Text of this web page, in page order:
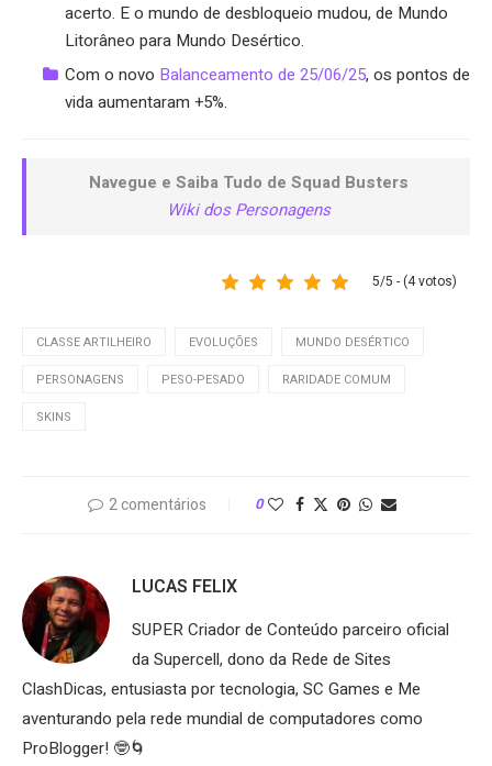
acerto. E o mundo de desbloqueio mudou, de Mundo
Litorâneo para Mundo Desértico.
Com o novo Balanceamento de 25/06/25, os pontos de
vida aumentaram +5%.
Navegue e Saiba Tudo de Squad Busters
Wiki dos Personagens
5/5 - (4 votos)
CLASSE ARTILHEIRO EVOLUÇÕES
MUNDO DESÉRTICO
PERSONAGENS
PESO-PESADO
RARIDADE COMUM
SKINS
2 comentários 0
LUCAS FELIX
SUPER Criador de Conteúdo parceiro oficial
da Supercell, dono da Rede de Sites
ClashDicas, entusiasta por tecnologia, SC Games e Me
aventurando pela rede mundial de computadores como
ProBlogger! 🤓🌀